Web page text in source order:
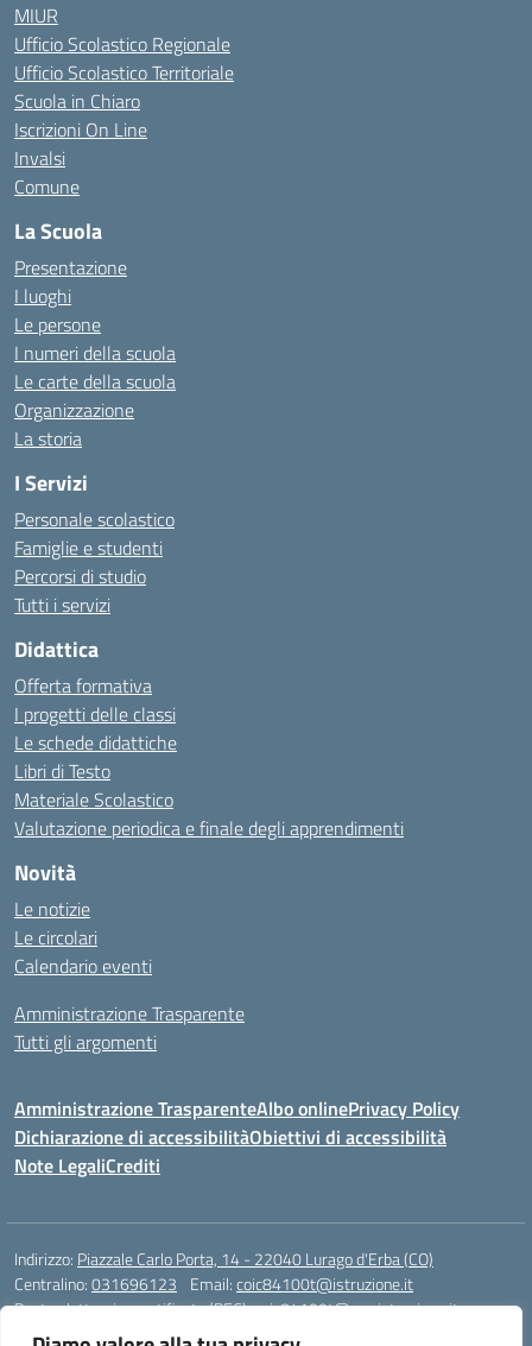
MIUR
Ufficio Scolastico Regionale
Ufficio Scolastico Territoriale
Scuola in Chiaro
Iscrizioni On Line
Invalsi
Comune
La Scuola
Presentazione
I luoghi
Le persone
I numeri della scuola
Le carte della scuola
Organizzazione
La storia
I Servizi
Personale scolastico
Famiglie e studenti
Percorsi di studio
Tutti i servizi
Didattica
Offerta formativa
I progetti delle classi
Le schede didattiche
Libri di Testo
Materiale Scolastico
Valutazione periodica e finale degli apprendimenti
Novità
Le notizie
Le circolari
Calendario eventi
Amministrazione Trasparente
Tutti gli argomenti
Amministrazione TrasparenteAlbo onlinePrivacy Policy
Dichiarazione di accessibilitàObiettivi di accessibilità
Note LegaliCrediti
Indirizzo: Piazzale Carlo Porta, 14 - 22040 Lurago d'Erba (CO)
Centralino:031696123 Email:coic84100t@istruzione.it
Posta elettronica certificata (PEC):coic84100t@pec.istruzione.it